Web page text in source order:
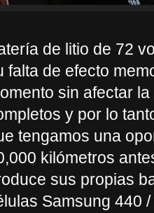
de litio de 72
falta de efecto
sin afectar
y por lo
tengamos una
kilómetros
sus propias
Samsung 440